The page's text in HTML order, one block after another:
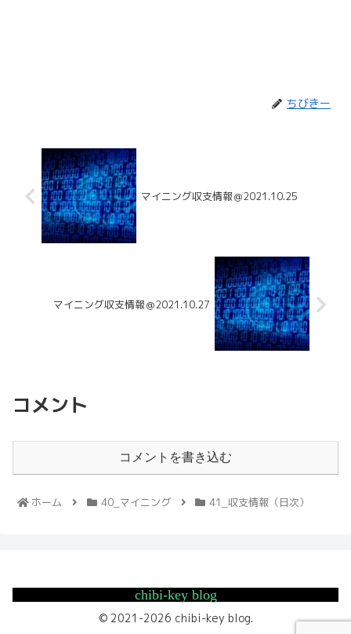
ちびきー
マイニング収支情報＠2021.10.25
マイニング収支情報＠2021.10.27
コメント
コメントを書き込む
ホーム 40_マイニング 41_収支情報（日次）
chibi-key blog
© 2021-2026 chibi-key blog.